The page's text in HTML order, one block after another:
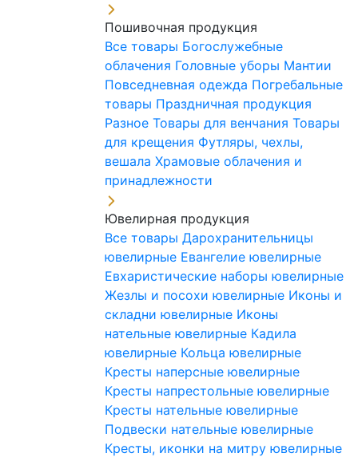
Пошивочная продукция
Все товары Богослужебные
облачения Головные уборы Мантии
Повседневная одежда Погребальные
товары Праздничная продукция
Разное Товары для венчания Товары
для крещения Футляры, чехлы,
вешала Храмовые облачения и
принадлежности
Ювелирная продукция
Все товары Дарохранительницы
ювелирные Евангелие ювелирные
Евхаристические наборы ювелирные
Жезлы и посохи ювелирные Иконы и
складни ювелирные Иконы
нательные ювелирные Кадила
ювелирные Кольца ювелирные
Кресты наперсные ювелирные
Кресты напрестольные ювелирные
Кресты нательные ювелирные
Подвески нательные ювелирные
Кресты, иконки на митру ювелирные